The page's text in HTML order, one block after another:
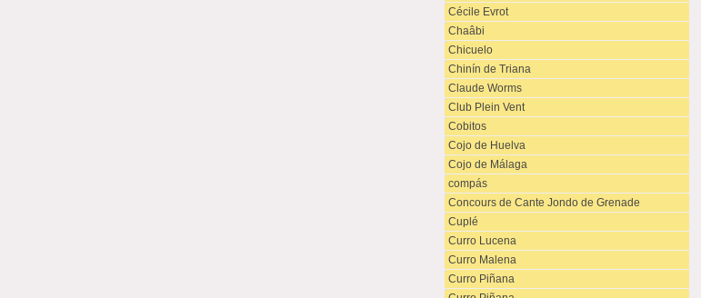
Cécile Evrot
Chaâbi
Chicuelo
Chinín de Triana
Claude Worms
Club Plein Vent
Cobitos
Cojo de Huelva
Cojo de Málaga
compás
Concours de Cante Jondo de Grenade
Cuplé
Curro Lucena
Curro Malena
Curro Piñana